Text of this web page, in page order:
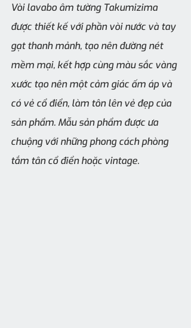
Vòi lavabo âm tường Takumizima
được thiết kế với phần vòi nước và tay
gạt thanh mảnh, tạo nên đường nét
mềm mại, kết hợp cùng màu sắc vàng
xước tạo nên một cảm giác ấm áp và
có vẻ cổ điển, làm tôn lên vẻ đẹp của
sản phẩm. Mẫu sản phẩm được ưa
chuộng với những phong cách phòng
tắm tân cổ điển hoặc vintage.